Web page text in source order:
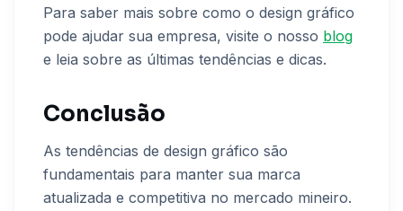
Para saber mais sobre como o design gráfico
pode ajudar sua empresa, visite o nosso blog
e leia sobre as últimas tendências e dicas.
Conclusão
As tendências de design gráfico são
fundamentais para manter sua marca
atualizada e competitiva no mercado mineiro.